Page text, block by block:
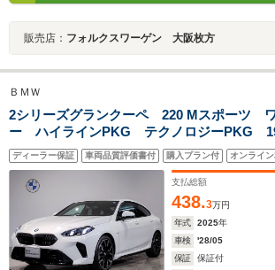
販売店： フォルクスワーゲン 大阪枚方
ＢＭＷ
2シリーズグランクーペ 220 Mスポーツ
ー ハイラインPKG テクノロジーPKG
マンカードン ヴィガンザブラック ヘッド
スプレイ アクティブクルーズC 全周囲
ヒーター アップルカープレイ
ディーラー保証 車両品質評価書付 購入プラン付 オンライ
支払総額
438.3万円
年式
2025年
車検
'28/05
保証
保証付